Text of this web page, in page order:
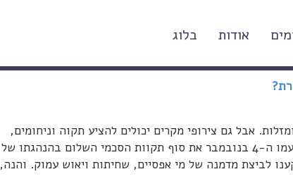
אודות בלוג
אבל גם צירופי מקרים יכולים להציע תקוה וניחומים,
אם מבקשים אותם. לפני שלוש עשרה שנים הביא עמו ה-4 בנובמבר את סוף תקוות הסכמי השלום בהנהגתו של
לביצת מדמנה של מי אפסיים, שחיתות ויאוש עמוק. והנה,